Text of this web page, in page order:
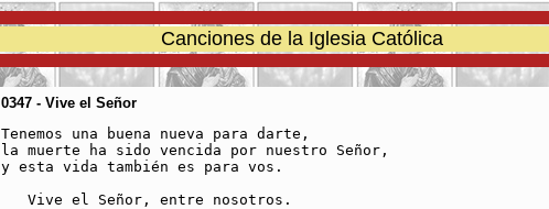
Canciones de la Iglesia Católica
0347 - Vive el Señor
Tenemos una buena nueva para darte,
la muerte ha sido vencida por nuestro Señor,
y esta vida también es para vos.
   Vive el Señor, entre nosotros.